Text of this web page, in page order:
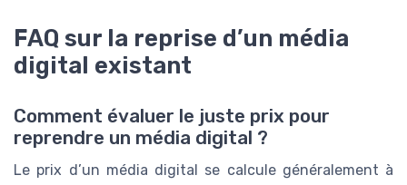
FAQ sur la reprise d’un média
digital existant
Comment évaluer le juste prix pour
reprendre un média digital ?
Le prix d’un média digital se calcule généralement à